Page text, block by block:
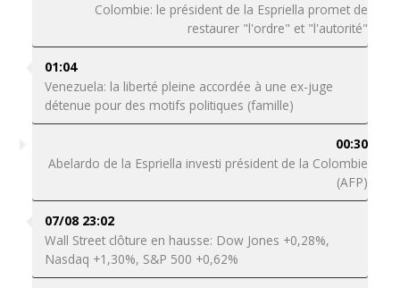
Colombie: le président de la Espriella promet de
restaurer "l'ordre" et "l'autorité"
01:04
Venezuela: la liberté pleine accordée à une ex-juge
détenue pour des motifs politiques (famille)
00:30
Abelardo de la Espriella investi président de la Colombie
(AFP)
07/08 23:02
Wall Street clôture en hausse: Dow Jones +0,28%,
Nasdaq +1,30%, S&P 500 +0,62%